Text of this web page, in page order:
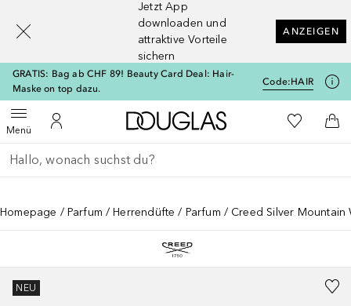
Jetzt App
downloaden und
attraktive Vorteile
sichern
ANZEIGEN
GRATIS: Bag ab CHF 89! Beauty Card Deal: Hair-
Maske on top dazu.
Code:HAIR
MenüMenü öffnenZu Meinem Kundenkonto
Zur Douglas Startseite
Zu Meiner
Gehe zurück
Suche ausführen
Homepage Parfum Herrendüfte Parfum Creed Silver Mountain
NEU
[navigation.slideout.screenreader]